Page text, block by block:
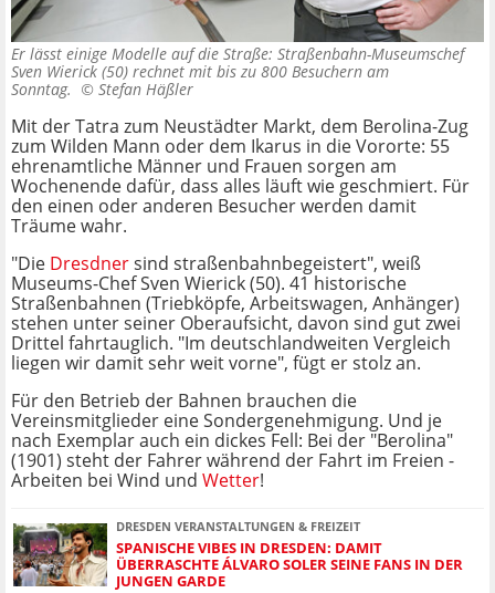
Er lässt einige Modelle auf die Straße: Straßenbahn-Museumschef
Sven Wierick (50) rechnet mit bis zu 800 Besuchern am
Sonntag. © Stefan Häßler
Mit der Tatra zum Neustädter Markt, dem Berolina-Zug
zum Wilden Mann oder dem Ikarus in die Vororte: 55
ehrenamtliche Männer und Frauen sorgen am
Wochenende dafür, dass alles läuft wie geschmiert. Für
den einen oder anderen Besucher werden damit
Träume wahr.
"Die Dresdnersind straßenbahnbegeistert", weiß
Museums-Chef Sven Wierick (50). 41 historische
Straßenbahnen (Triebköpfe, Arbeitswagen, Anhänger)
stehen unter seiner Oberaufsicht, davon sind gut zwei
Drittel fahrtauglich. "Im deutschlandweiten Vergleich
liegen wir damit sehr weit vorne", fügt er stolz an.
Für den Betrieb der Bahnen brauchen die
Vereinsmitglieder eine Sondergenehmigung. Und je
nach Exemplar auch ein dickes Fell: Bei der "Berolina"
(1901) steht der Fahrer während der Fahrt im Freien -
Arbeiten bei Wind und Wetter!
DRESDEN VERANSTALTUNGEN & FREIZEIT
SPANISCHE VIBES IN DRESDEN: DAMIT
ÜBERRASCHTE ÁLVARO SOLER SEINE FANS IN DER
JUNGEN GARDE